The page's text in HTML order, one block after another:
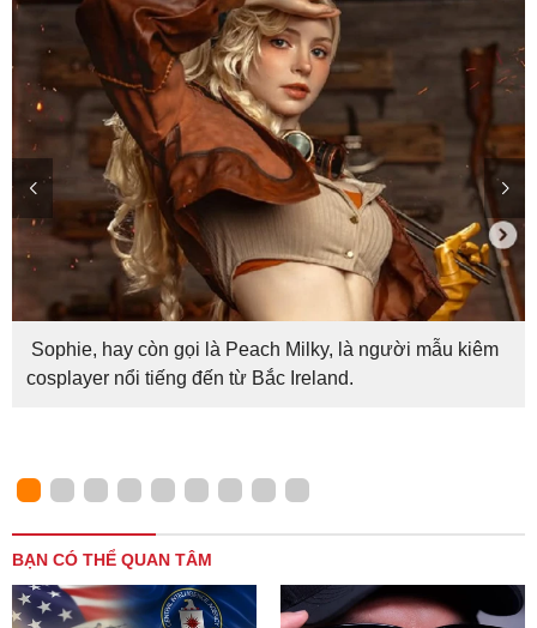
Sophie, hay còn gọi là Peach Milky, là người mẫu kiêm
cosplayer nổi tiếng đến từ Bắc Ireland.
BẠN CÓ THỂ QUAN TÂM